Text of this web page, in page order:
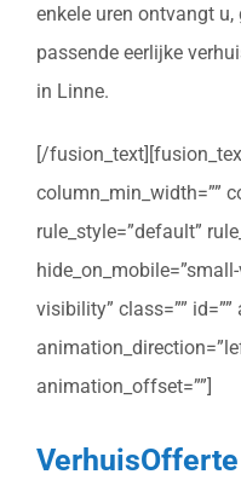
enkele uren ontvangt u,
passende eerlijke
in Linne.
[/
column_min_width=””
rule_style=”default”
visibility” class=””
animation_offset=””]